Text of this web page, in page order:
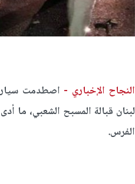
النجاح الإخباري - اصطدمت
لبنان قبالة المسبح الشعبي، ما
الفرس.